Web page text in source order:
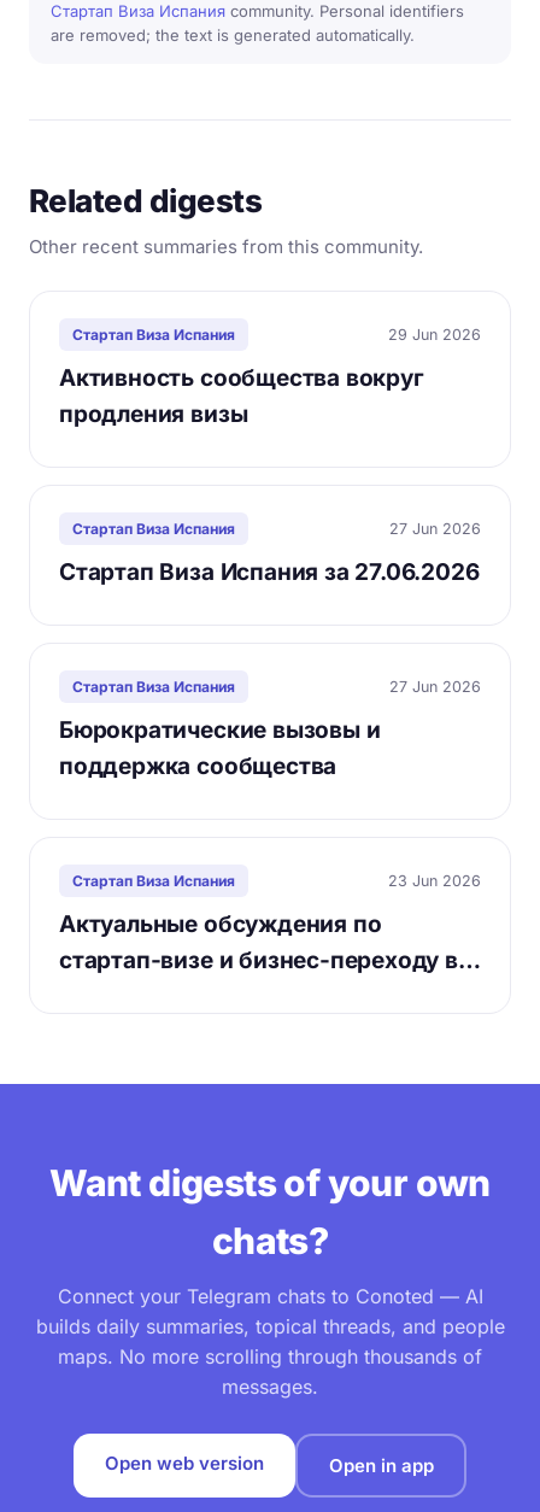
Стартап Виза Испания community. Personal identifiers
are removed; the text is generated automatically.
Related digests
Other recent summaries from this community.
Стартап Виза Испания 29 Jun 2026
Активность сообщества вокруг
продления визы
Стартап Виза Испания 27 Jun 2026
Стартап Виза Испания за 27.06.2026
Стартап Виза Испания 27 Jun 2026
Бюрократические вызовы и
поддержка сообщества
Стартап Виза Испания 23 Jun 2026
Актуальные обсуждения по
стартап-визе и бизнес-переходу в…
Want digests of your own
chats?
Connect your Telegram chats to Conoted — AI
builds daily summaries, topical threads, and people
maps. No more scrolling through thousands of
messages.
Open web version Open in app